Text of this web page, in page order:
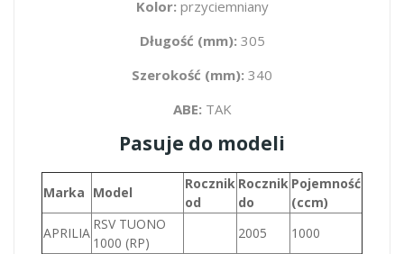
Kolor: przyciemniany
Długość (mm): 305
Szerokość (mm): 340
ABE: TAK
Pasuje do modeli
Marka Model
Rocznik
od
Rocznik
do
Pojemność
(ccm)
APRILIA
RSV TUONO
1000 (RP)
2005 1000